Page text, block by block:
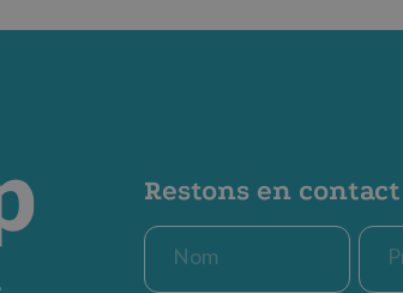
Restons en contact
Nom